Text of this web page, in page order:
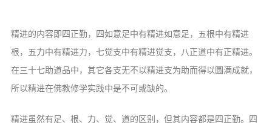
精进的内容即四正勤，四如意足中有精进如意足，五根中有精进
根，五力中有精进力，七觉支中有精进觉支，八正道中有正精进。
在三十七助道品中，其它各支无不以精进支为助而得以圆满成就，
所以精进在佛教修学实践中是不可或缺的。
精进虽然有足、根、力、觉、道的区别，但其内容都是四正勤。四